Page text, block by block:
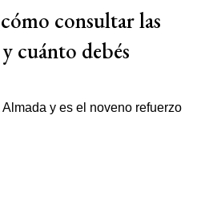
consultar las
cuánto debés